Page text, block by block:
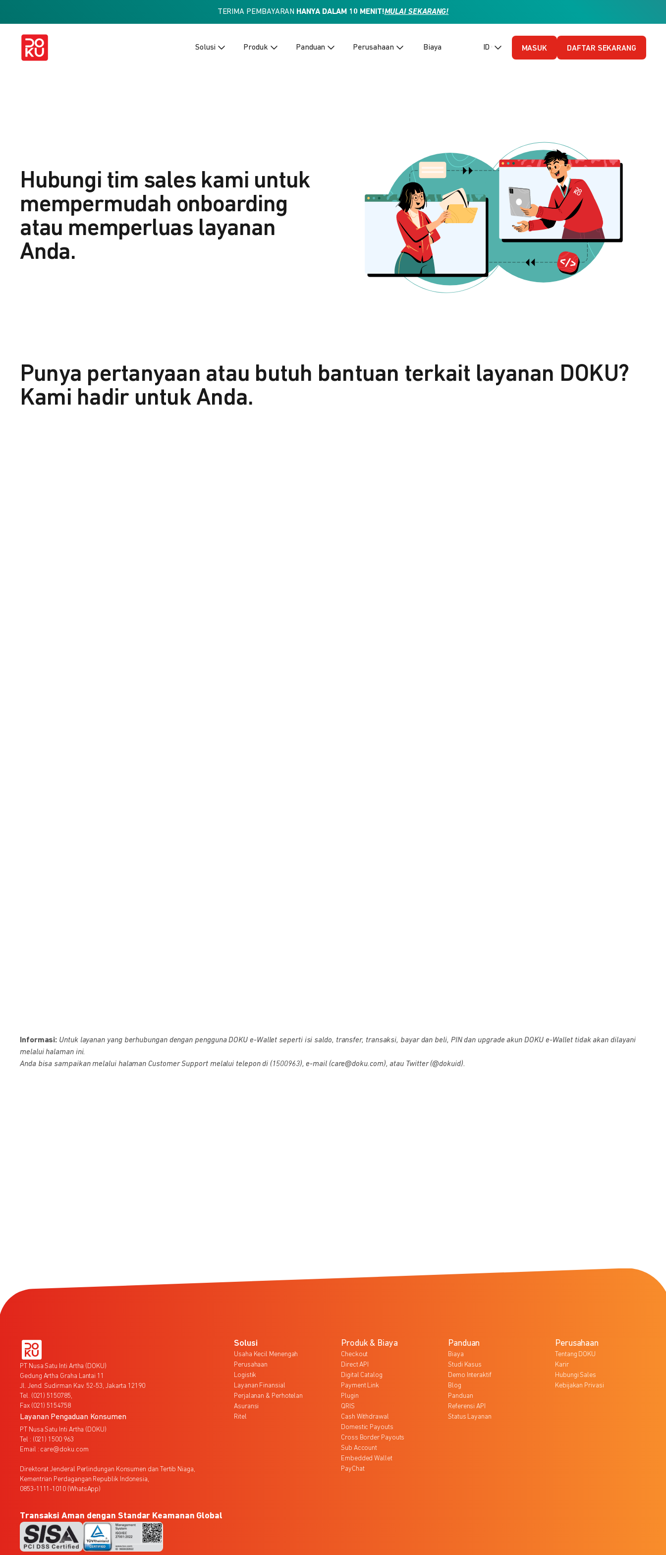
TERIMA PEMBAYARAN HANYA DALAM 10 MENIT!MULAI SEKARANG!
Solusi Produk Panduan Perusahaan Biaya ID (Bahasa Indonesia)
MASUK DAFTAR SEKARANG
Hubungi tim sales kami untuk
mempermudah onboarding
atau memperluas layanan
Anda.
Punya pertanyaan atau butuh bantuan terkait layanan DOKU?
Kami hadir untuk Anda.
Informasi: Untuk layanan yang berhubungan dengan pengguna DOKU e-Wallet seperti isi saldo, transfer, transaksi, bayar dan beli, PIN dan upgrade akun DOKU e-Wallet tidak akan dilayani
melalui halaman ini.
Anda bisa sampaikan melalui halaman Customer Support melalui telepon di (1500963), e-mail (care@doku.com), atau Twitter (@dokuid).
PT Nusa Satu Inti Artha (DOKU)
Gedung Artha Graha Lantai 11
Jl. Jend. Sudirman Kav. 52-53, Jakarta 12190
Tel. (021) 5150785,
Fax (021) 5154758
Layanan Pengaduan Konsumen
PT Nusa Satu Inti Artha (DOKU)
Tel : (021) 1500 963
Email : care@doku.com
Direktorat Jenderal Perlindungan Konsumen dan Tertib Niaga,
Kementrian Perdagangan Republik Indonesia,
0853-1111-1010 (WhatsApp)
Solusi
Usaha Kecil Menengah
Perusahaan
Logistik
Layanan Finansial
Perjalanan & Perhotelan
Asuransi
Ritel
Produk & Biaya
Checkout
Direct API
Digital Catalog
Payment Link
Plugin
QRIS
Cash Withdrawal
Domestic Payouts
Cross Border Payouts
Sub Account
Embedded Wallet
PayChat
Panduan
Biaya
Studi Kasus
Demo Interaktif
Blog
Panduan
Referensi API
Status Layanan
Perusahaan
Tentang DOKU
Karir
Hubungi Sales
Kebijakan Privasi
Transaksi Aman dengan Standar Keamanan Global